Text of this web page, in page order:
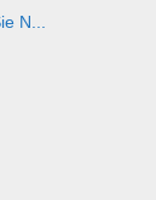
N...